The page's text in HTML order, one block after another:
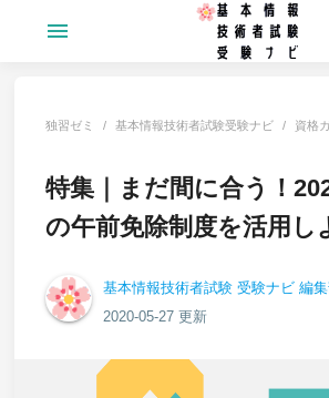
menu
独習ゼミ 基本情報技術者試験受験ナビ 資格
特集｜まだ間に合う！
の午前免除制度を活用し
基本情報技術者試験 受験ナビ 編
2020-05-27 更新